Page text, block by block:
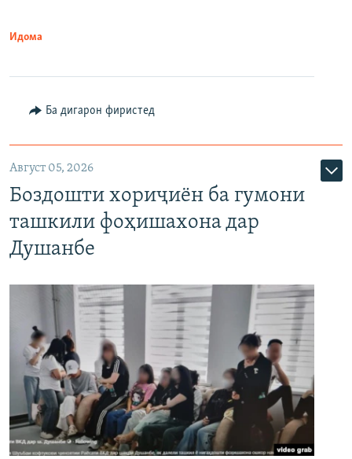
Идома
Ба дигарон фиристед
Август 05, 2026
Боздошти хориҷиён ба гумони
ташкили фоҳишахона дар
Душанбе